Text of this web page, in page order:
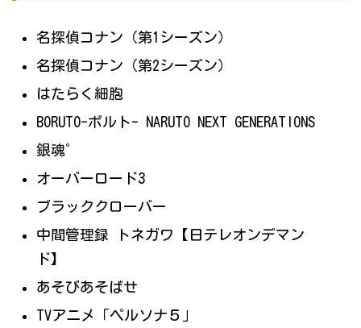
名探偵コナン（第1シーズン）
名探偵コナン（第2シーズン）
はたらく細胞
BORUTO-ボルト- NARUTO NEXT GENERATIONS
銀魂゜
オーバーロード3
ブラッククローバー
中間管理録 トネガワ【日テレオンデマン
ド】
あそびあそばせ
TVアニメ「ペルソナ５」